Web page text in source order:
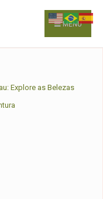
MENU
Explore as Belezas